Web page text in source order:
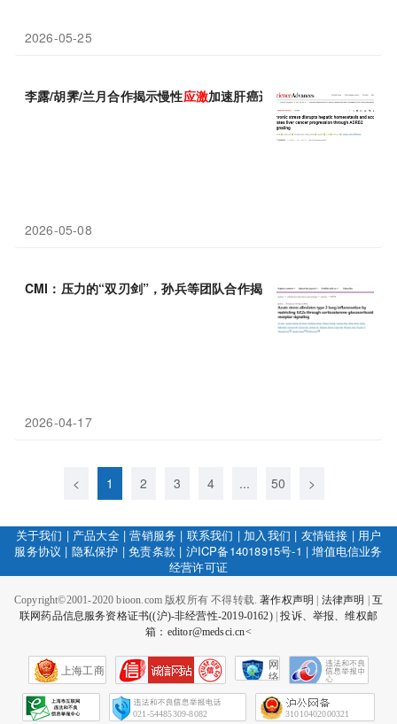
2026-05-25
李露/胡霁/兰月合作揭示慢性应激加速肝癌进展的新机制
2026-05-08
CMI：压力的“双刃剑”，孙兵等团队合作揭示急性应激通过皮质酮
2026-04-17
< 1 2 3 4 ... 50 >
关于我们 | 产品大全|营销服务 | 联系我们 | 加入我们 | 友情链接 | 用户
服务协议 | 隐私保护 |免责条款 | 沪ICP备14018915号-1 |增值电信业务
经营许可证
Copyright©2001-2020 bioon.com 版权所有 不得转载.著作权声明 法律声明
互
联网药品信息服务资格证书((沪)-非经营性-2019-0162)|投诉、举报、维权邮
箱：editor@medsci.cn<
上海工商
网
络
会
征
021-54485309-8082 31010402000321